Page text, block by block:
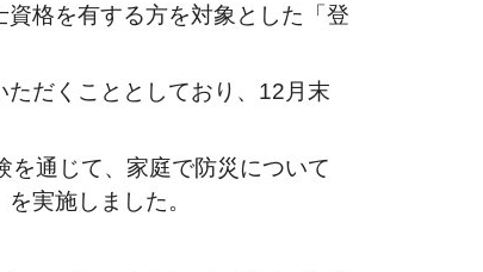
格を有する方を対象とした「登
だくこととしており、12月末
通じて、家庭で防災について
実施しました。